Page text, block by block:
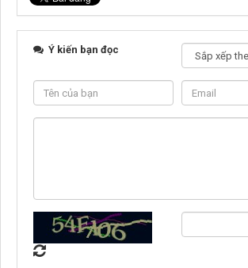
Ý kiến bạn đọc